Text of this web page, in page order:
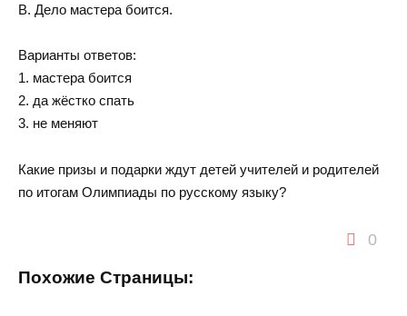
В. Дело мастера боится.
Варианты ответов:
1. мастера боится
2. да жёстко спать
3. не меняют
Какие призы и подарки ждут детей учителей и родителей
по итогам Олимпиады по русскому языку?
0
Похожие Страницы: